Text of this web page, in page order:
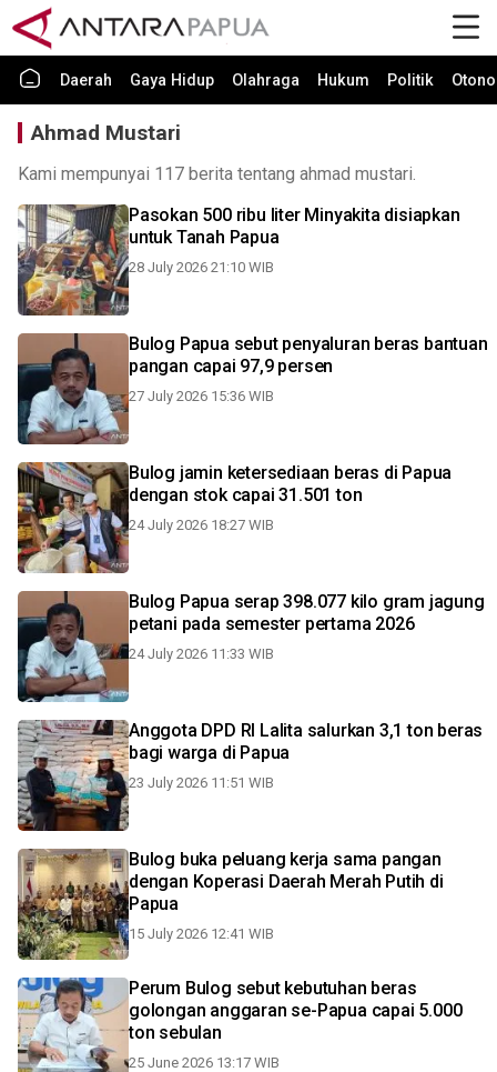
Daerah Gaya Hidup Olahraga Hukum Politik
Ahmad Mustari
Kami mempunyai 117 berita tentang ahmad mustari.
Pasokan 500 ribu liter Minyakita disiapkan
untuk Tanah Papua
28 July 2026 21:10 WIB
Bulog Papua sebut penyaluran beras bantuan
pangan capai 97,9 persen
27 July 2026 15:36 WIB
Bulog jamin ketersediaan beras di Papua
dengan stok capai 31.501 ton
24 July 2026 18:27 WIB
Bulog Papua serap 398.077 kilo gram jagung
petani pada semester pertama 2026
24 July 2026 11:33 WIB
Anggota DPD RI Lalita salurkan 3,1 ton beras
bagi warga di Papua
23 July 2026 11:51 WIB
Bulog buka peluang kerja sama pangan
dengan Koperasi Daerah Merah Putih di
Papua
15 July 2026 12:41 WIB
Perum Bulog sebut kebutuhan beras
golongan anggaran se-Papua capai 5.000
ton sebulan
25 June 2026 13:17 WIB